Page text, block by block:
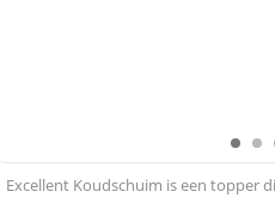
Excellent Koudschuim is een topper